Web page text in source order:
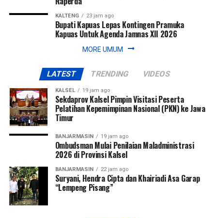
KALTENG 23 jam ago
Bupati Kapuas Lepas Kontingen Pramuka
Kapuas Untuk Agenda Jamnas XII 2026
MORE UMUM
LATEST TRENDING VIDEOS
KALSEL 19 jam ago
Sekdaprov Kalsel Pimpin Visitasi Peserta
Pelatihan Kepemimpinan Nasional (PKN) ke Jawa
Timur
BANJARMASIN 19 jam ago
Ombudsman Mulai Penilaian Maladministrasi
2026 di Provinsi Kalsel
BANJARMASIN 22 jam ago
Suryani, Hendra Cipta dan Khairiadi Asa Garap
“Lempeng Pisang”